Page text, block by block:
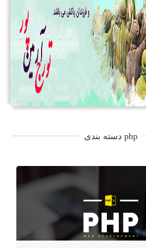
دسته بندی php